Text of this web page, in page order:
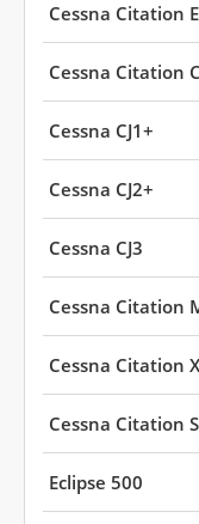
Cessna Citation
Cessna Citation
Cessna CJ1+
Cessna CJ2+
Cessna CJ3
Cessna Citation
Cessna Citation X
Cessna Citation
Eclipse 500